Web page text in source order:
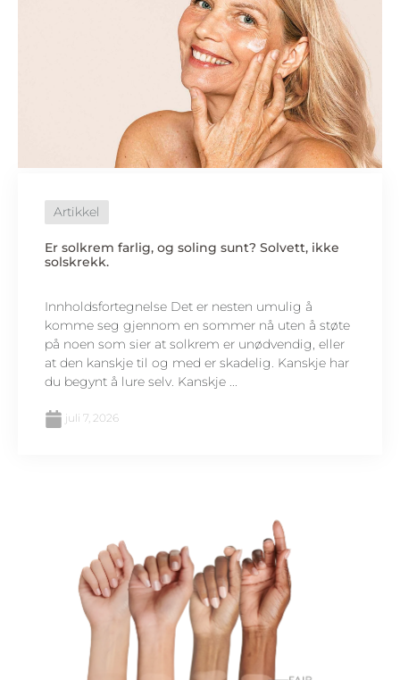
Artikkel
Er solkrem farlig, og soling sunt? Solvett, ikke
solskrekk.
Innholdsfortegnelse Det er nesten umulig å
komme seg gjennom en sommer nå uten å støte
på noen som sier at solkrem er unødvendig, eller
at den kanskje til og med er skadelig. Kanskje har
du begynt å lure selv. Kanskje ...
juli 7, 2026